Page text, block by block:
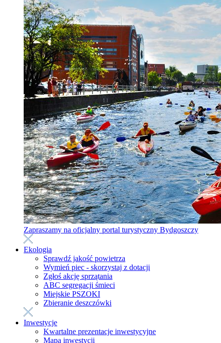
Zapraszamy na oficjalny portal turystyczny Bydgoszczy
Ekologia
Sprawdź jakość powietrza
Wymień piec - skorzystaj z dotacji
Zgłoś akcję sprzątania
ABC segregacji śmieci
Miejskie PSZOKI
Zbieranie deszczówki
Inwestycje
Kwartalne prezentacje inwestycyjne
Mapa inwestycji